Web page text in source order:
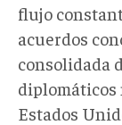
flujo
acuerdos
consolidada
diplomáticos
Estados